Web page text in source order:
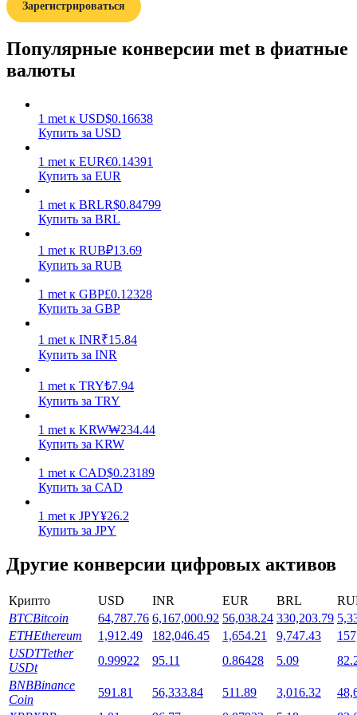
Заработок
Получайте конкурентные награды ежедневно
Стейкинг
Launchpool
Гибкая ставка для заработка популярных токенов
Зарегистрироваться
Популярные конверсии met в фиатные
валюты
1 met к USD$0.16638
Купить за USD
1 met к EUR€0.14391
Купить за EUR
1 met к BRLR$0.84799
Купить за BRL
1 met к RUB₽13.69
Купить за RUB
1 met к GBP£0.12328
Купить за GBP
1 met к INR₹15.84
Купить за INR
1 met к TRY₺7.94
Купить за TRY
1 met к KRW₩234.44
Купить за KRW
1 met к CAD$0.23189
Купить за CAD
1 met к JPY¥26.2
Купить за JPY
Другие конверсии цифровых активов
Крипто USD INR EUR BRL
BTCBitcoin 64,787.76 6,167,000.92 56,038.24 330,203.79
ETHEthereum 1,912.49 182,046.45 1,654.21 9,747.43
USDTTether
USDt
0.99922 95.11 0.86428 5.09
BNBBinance
Coin
591.81 56,333.84 511.89 3,016.32